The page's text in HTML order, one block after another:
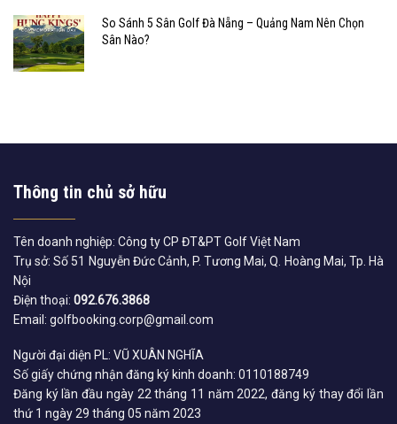
So Sánh 5 Sân Golf Đà Nẵng – Quảng Nam Nên Chọn
Sân Nào?
Thông tin chủ sở hữu
Tên doanh nghiệp: Công ty CP ĐT&PT Golf Việt Nam
Trụ sở: Số 51 Nguyễn Đức Cảnh, P. Tương Mai, Q. Hoàng Mai, Tp. Hà
Nội
Điện thoại: 092.676.3868
Email: golfbooking.corp@gmail.com
Người đại diện PL: VŨ XUÂN NGHĨA
Số giấy chứng nhận đăng ký kinh doanh: 0110188749
Đăng ký lần đầu ngày 22 tháng 11 năm 2022, đăng ký thay đổi lần
thứ 1 ngày 29 tháng 05 năm 2023